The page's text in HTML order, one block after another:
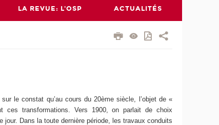
LA REVUE: L'OSP ACTUALITÉS
le constat qu’au cours du 20ème siècle, l’objet de «
ces transformations. Vers 1900, on parlait de choix
Dans la toute dernière période, les travaux conduits